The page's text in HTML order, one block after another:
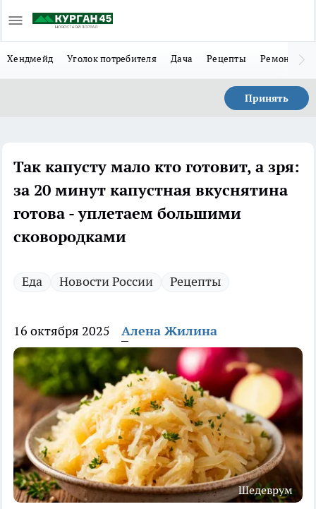
Хендмейд Уголок потребителя Дача Рецепты Ремонт
Принять
Так капусту мало кто готовит, а зря:
за 20 минут капустная вкуснятина
готова - уплетаем большими
сковородками
Еда Новости России Рецепты
16 октября 2025 Алена Жилина
Шедеврум